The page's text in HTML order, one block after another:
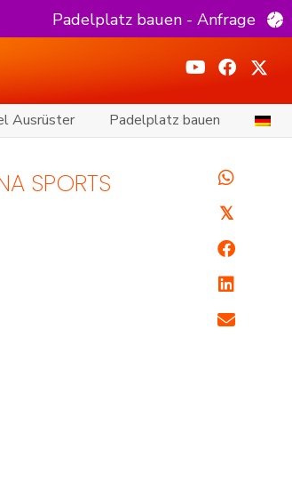
Padelplatz bauen - Anfrage
Ausrüster Padelplatz bauen
SPORTS
𝕏